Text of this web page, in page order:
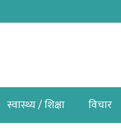
स्वास्थ्य / शिक्षा विचार